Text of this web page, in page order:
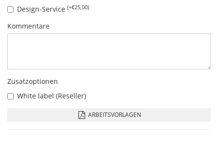
Design-Service (+€25,00)
Kommentare
Zusatzoptionen
White label (Reseller)
ARBEITSVORLAGEN